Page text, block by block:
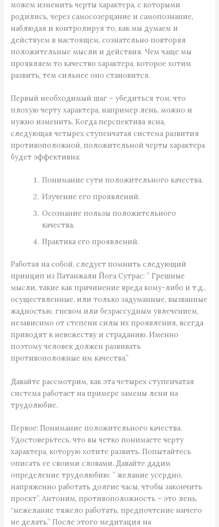
можем изменить черты характера, с которыми
родились, через самосозерцание и самопознание,
наблюдая и контролируя то, как мы думаем и
действуем в настоящем, сознательно повторяя
положительные мысли и действия. Чем чаще мы
проявляем то качество характера, которое хотим
развить, тем сильнее оно становится.
Первый необходимый шаг – убедиться том, что
плохую черту характера, например лень, можно и
нужно изменить. Когда перспектива ясна,
следующая четырех ступенчатая система развития
противоположной, положительной черты характера
будет эффективна:
Понимание сути положительного качества.
Изучение его проявлений.
Осознание пользы положительного
качества.
Практика его проявлений.
Работая на собой, следует помнить следующий
принцип из Патанжали Йога Сутрас: ” Грешные
мысли, такие как причинение вреда кому-либо и т.д.,
осуществленные, или только задуманные, вызванные
жадностью, гневом или безрассудным увлечением,
независимо от степени силы их проявления, всегда
приводят к невежеству и страданию. Именно
поэтому человек должен развивать
противоположные им качества.”
Давайте рассмотрим, как эта четырех ступенчатая
система работает на примере замены лени на
трудолюбие.
Первое: Понимание положительного качества.
Удостоверьтесь, что вы четко понимаете черту
характера, которую хотите развить. Попытайтесь
описать ее своими словами. Давайте дадим
определение трудолюбию: ” желание усердно,
напряженно работать долгие часы, чтобы закончить
проект”. Антоним, противоположность – это лень,
“нежелание тяжело работать, предпочтение ничего
не делать.” После этого медитация на